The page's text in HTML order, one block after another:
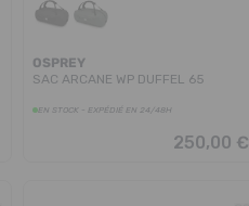
OSPREY
SAC ARCANE WP DUFFEL 65
EN STOCK - EXPÉDIÉ EN 24/48H
250,00 €